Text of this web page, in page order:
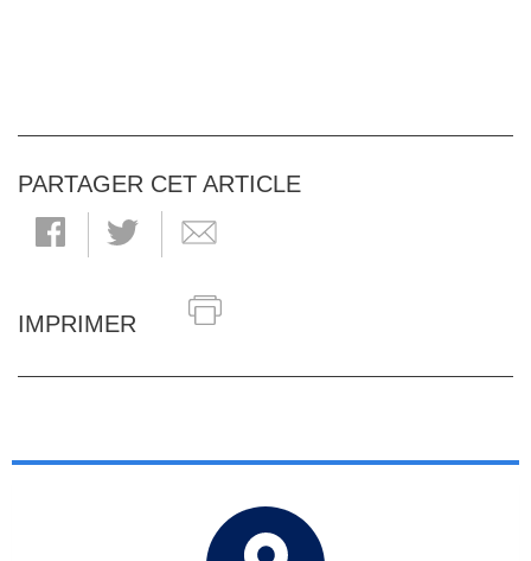
PARTAGER CET ARTICLE
IMPRIMER